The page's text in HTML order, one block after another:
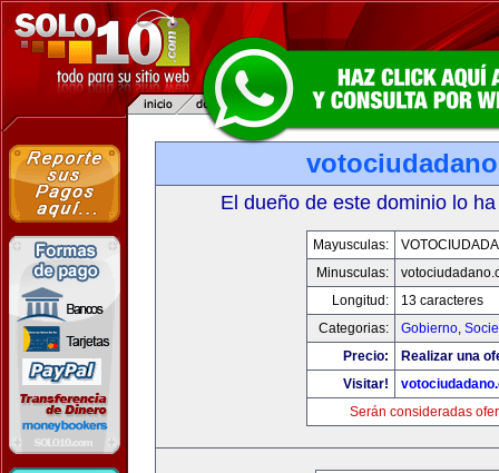
El dueño de este dominio lo
Mayusculas:
Minusculas:
Longitud:
13 caracteres
Categorias:
Gobierno,
Precio:
Realizar una
Visitar!
Serán consideradas